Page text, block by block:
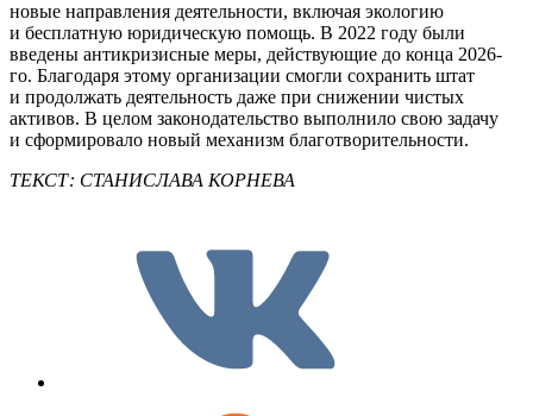
новые направления деятельности, включая экологию
и бесплатную юридическую помощь. В 2022 году были
введены антикризисные меры, действующие до конца 2026-
го. Благодаря этому организации смогли сохранить штат
и продолжать деятельность даже при снижении чистых
активов. В целом законодательство выполнило свою задачу
и сформировало новый механизм благотворительности.
ТЕКСТ: СТАНИСЛАВА КОРНЕВА